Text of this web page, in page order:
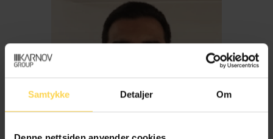
Samtykke Detaljer Om